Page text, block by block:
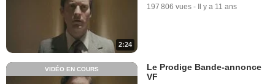
2:24
197 806 vues - Il y a 11 ans
VIDÉO EN COURS
Le Prodige Bande-annonce
VF